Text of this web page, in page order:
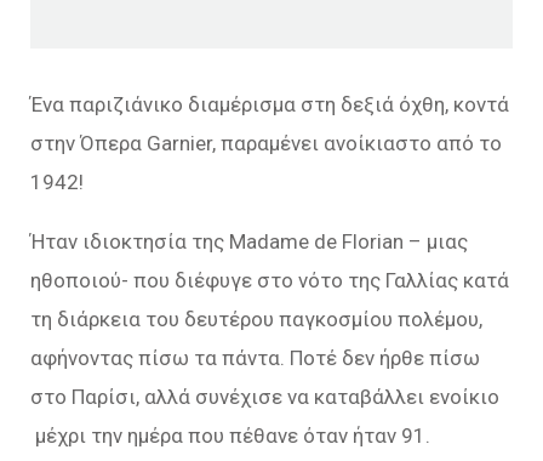
Ένα παριζιάνικο διαμέρισμα στη δεξιά όχθη, κοντά
στην Όπερα Garnier, παραμένει ανοίκιαστο από το
1942!
Ήταν ιδιοκτησία της Madame de Florian – μιας
ηθοποιού- που διέφυγε στο νότο της Γαλλίας κατά
τη διάρκεια του δευτέρου παγκοσμίου πολέμου,
αφήνοντας πίσω τα πάντα. Ποτέ δεν ήρθε πίσω
στο Παρίσι, αλλά συνέχισε να καταβάλλει ενοίκιο
μέχρι την ημέρα που πέθανε όταν ήταν 91.